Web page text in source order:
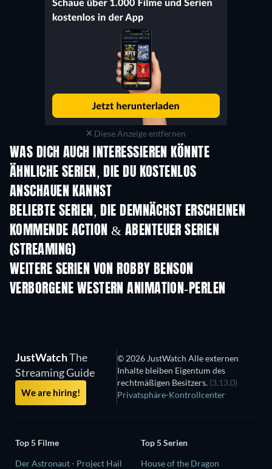
Diese Anzeige entfernen
WAS DICH AUCH INTERESSIEREN KÖNNTE
Serie Serie
ÄHNLICHE SERIEN, DIE DU KOSTENLOS
ANSCHAUEN KANNST
Serie
BELIEBTE SERIEN, DIE DEMNÄCHST ERSCHEINEN
Serie Serie
KOMMENDE ACTION & ABENTEUER SERIEN
(STREAMING)Staffel 2
WEITERE SERIEN VON ROBBY BENSON
Serie Serie
VERBORGENE WESTERN ANIMATION-PERLEN
JustWatchThe
Streaming Guide
We are hiring!
© 2026 JustWatch Alle externen
Inhalte bleiben Eigentum des
rechtmäßigen Besitzers. (3.13.0)
Privatsphäre-Kontrollcenter
Top 5 Filme
Der Astronaut - Project Hail
Top 5 Serien
House of the Dragon